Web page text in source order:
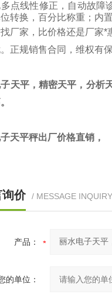
点线性修正，自动故障
转换，百分比称重；内
厂家，比价格还是厂家
正规销售合同，维权有保
天平，精密天平，分析
天平秤出厂价格直销，
价 / MESSAGE INQUIRY
产品：
的单位：